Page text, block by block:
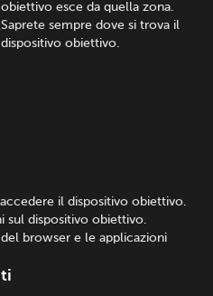
obiettivo esce da quella zona.
Saprete sempre dove si trova il
dispositivo obiettivo.
il dispositivo obiettivo.
sul dispositivo obiettivo.
browser e le applicazioni